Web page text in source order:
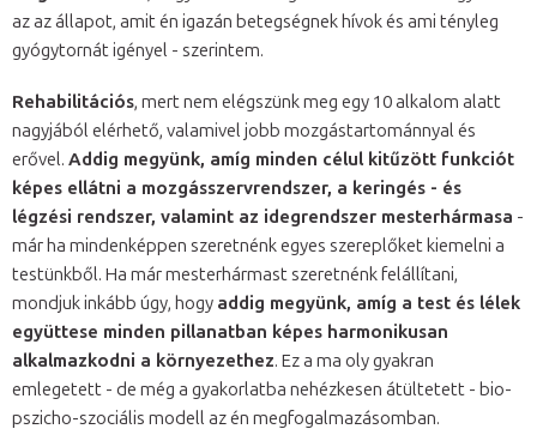
az az állapot, amit én igazán betegségnek hívok és ami tényleg
gyógytornát igényel - szerintem.
Rehabilitációs, mert nem elégszünk meg egy 10 alkalom alatt
nagyjából elérhető, valamivel jobb mozgástartománnyal és
erővel. Addig megyünk, amíg minden célul kitűzött funkciót
képes ellátni a mozgásszervrendszer, a keringés - és
légzési rendszer, valamint az idegrendszer mesterhármasa -
már ha mindenképpen szeretnénk egyes szereplőket kiemelni a
testünkből. Ha már mesterhármast szeretnénk felállítani,
mondjuk inkább úgy, hogy addig megyünk, amíg a test és lélek
együttese minden pillanatban képes harmonikusan
alkalmazkodni a környezethez. Ez a ma oly gyakran
emlegetett - de még a gyakorlatba nehézkesen átültetett - bio-
pszicho-szociális modell az én megfogalmazásomban.